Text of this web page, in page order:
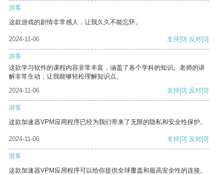
游客
这款游戏的剧情非常感人，让我久久不能忘怀。
2024-11-06 支持[0] 反对[0]
游客
这款学习软件的课程内容非常丰富，涵盖了各个学科的知识。老师的讲
解非常生动，让我能够轻松理解知识点。
2024-11-06
支持[0] 反对[0]
游客
这款加速器VPM应用程序已经为我们带来了无限的隐私和安全性保护。
2024-11-06 支持[0] 反对[0]
游客
这款加速器VPM应用程序可以给你提供全球覆盖和最高安全性的连接。